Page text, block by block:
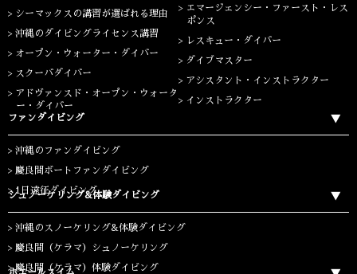
シーマックスの講習が選ばれる理由
沖縄のダイビングライセンス講習
オープン・ウォーター・ダイバー
スクーバダイバー
アドヴァンスド・オープン・ウォータ
ー・ダイバー
エマージェンシー・ファースト・レス
ポンス
レスキュー・ダイバー
ダイブマスター
アシスタント・インストラクター
インストラクター
ファンダイビング
沖縄のファンダイビング
慶良間ボートファンダイビング
1日遠征ダイビング
シュノーケリング&体験ダイビング
沖縄のスノーケリング&体験ダイビング
慶良間（ケラマ）シュノーケリング
慶良間（ケラマ）体験ダイビング